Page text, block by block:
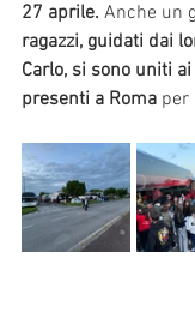
27 aprile. Anche un
ragazzi, guidati dai
Carlo, si sono uniti
presenti a Roma per